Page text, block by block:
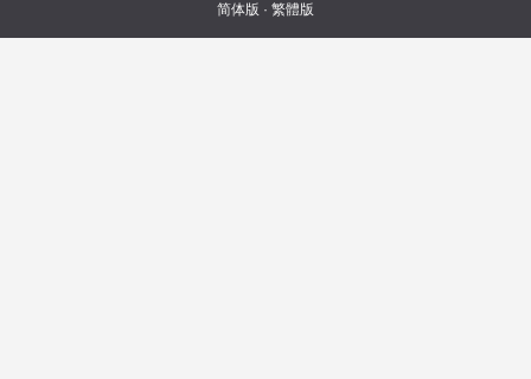
磋。直播间里面，十几万的在线观众期待着。他
们强烈支持狂人打假国术，将国术的遮羞布给彻
简体版 · 繁體版